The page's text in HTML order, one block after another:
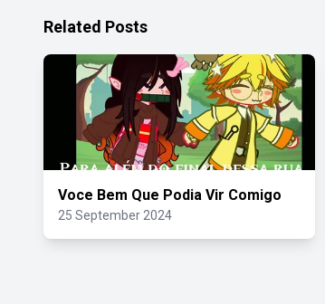
Related Posts
Voce Bem Que Podia Vir Comigo
25 September 2024